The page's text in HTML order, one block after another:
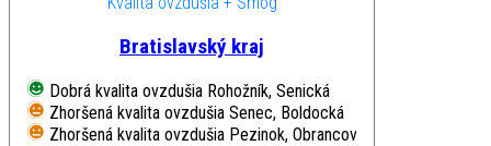
Bratislavský kraj
Dobrá kvalita ovzdušia Rohožník, Senická
Zhoršená kvalita ovzdušia Senec, Boldocká
Zhoršená kvalita ovzdušia Pezinok, Obrancov mieru